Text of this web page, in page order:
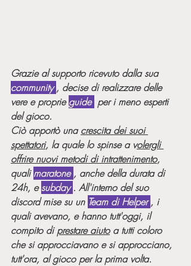
Grazie al supporto ricevuto dalla sua
community , decise di realizzare delle
vere e proprie guide per i meno esperti
del gioco.
Ciò apportò una crescita dei suoi
spettatori, la quale lo spinse a volergli
offrire nuovi metodi di intrattenimento,
quali maratone , anche della durata di
24h, e subday . All'interno del suo
discord mise su un Team di Helper , i
quali avevano, e hanno tutt'oggi, il
compito di prestare aiuto a tutti coloro
che si approcciavano e si approcciano,
tutt'ora, al gioco per la prima volta.